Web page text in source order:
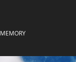
MEMORY